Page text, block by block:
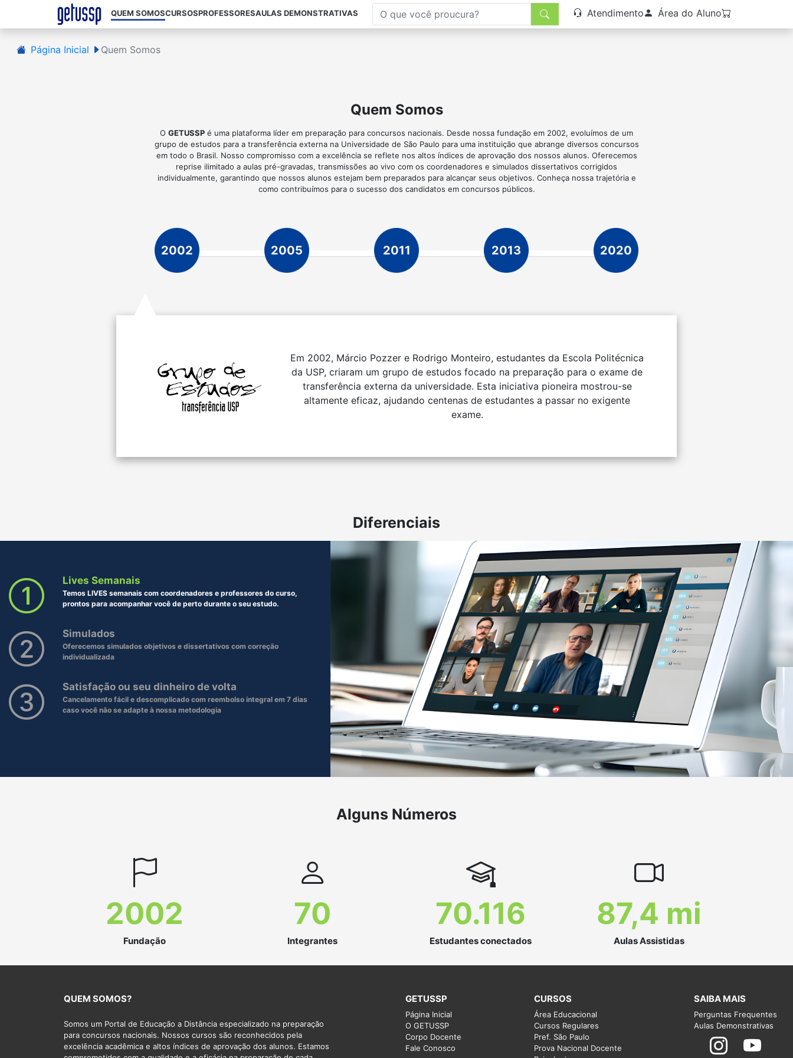
QUEM SOMOSCURSOSPROFESSORESAULAS DEMONSTRATIVAS Atendimento Área do Aluno
Página Inicial Quem Somos
Quem Somos
O GETUSSP é uma plataforma líder em preparação para concursos nacionais. Desde nossa fundação em 2002, evoluímos de um
grupo de estudos para a transferência externa na Universidade de São Paulo para uma instituição que abrange diversos concursos
em todo o Brasil. Nosso compromisso com a excelência se reflete nos altos índices de aprovação dos nossos alunos. Oferecemos
reprise ilimitado a aulas pré-gravadas, transmissões ao vivo com os coordenadores e simulados dissertativos corrigidos
individualmente, garantindo que nossos alunos estejam bem preparados para alcançar seus objetivos. Conheça nossa trajetória e
como contribuímos para o sucesso dos candidatos em concursos públicos.
2002 2005 2011 2013 2020
Em 2002, Márcio Pozzer e Rodrigo Monteiro, estudantes da Escola Politécnica
da USP, criaram um grupo de estudos focado na preparação para o exame de
transferência externa da universidade. Esta iniciativa pioneira mostrou-se
altamente eficaz, ajudando centenas de estudantes a passar no exigente
exame.
Diferenciais
Lives Semanais
Temos LIVES semanais com coordenadores e professores do curso,
prontos para acompanhar você de perto durante o seu estudo.
Simulados
Oferecemos simulados objetivos e dissertativos com correção
individualizada
Satisfação ou seu dinheiro de volta
Cancelamento fácil e descomplicado com reembolso integral em 7 dias
caso você não se adapte à nossa metodologia
Alguns Números
2002
Fundação
70
Integrantes
70.116
Estudantes conectados
87,4 mi
Aulas Assistidas
QUEM SOMOS?
Somos um Portal de Educação a Distância especializado na preparação
para concursos nacionais. Nossos cursos são reconhecidos pela
excelência acadêmica e altos índices de aprovação dos alunos. Estamos
GETUSSP
Página Inicial
O GETUSSP
Corpo Docente
Fale Conosco
CURSOS
Área Educacional
Cursos Regulares
Pref. São Paulo
Prova Nacional Docente
SAIBA MAIS
Perguntas Frequentes
Aulas Demonstrativas